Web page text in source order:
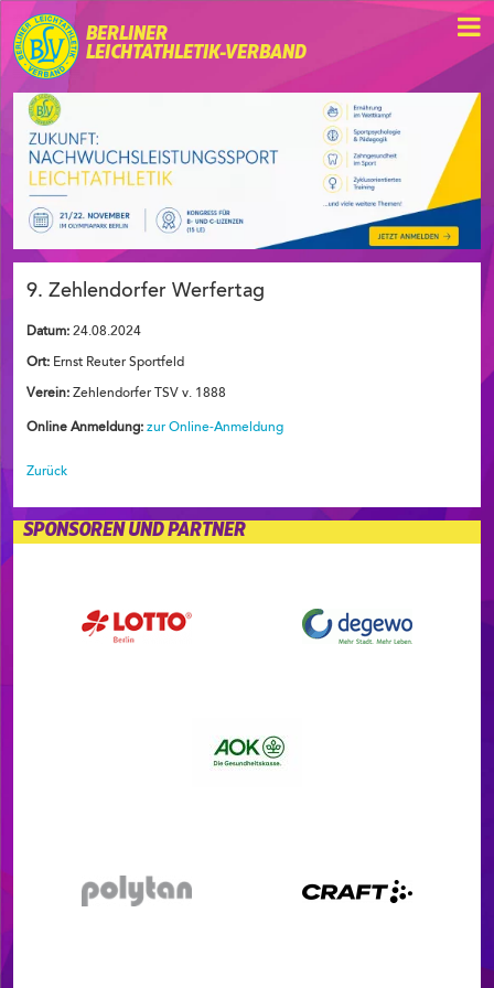
BERLINER
LEICHTATHLETIK-VERBAND
9. Zehlendorfer Werfertag
Datum: 24.08.2024
Ort: Ernst Reuter Sportfeld
Verein: Zehlendorfer TSV v. 1888
Online Anmeldung: zur Online-Anmeldung
Zurück
SPONSOREN UND PARTNER